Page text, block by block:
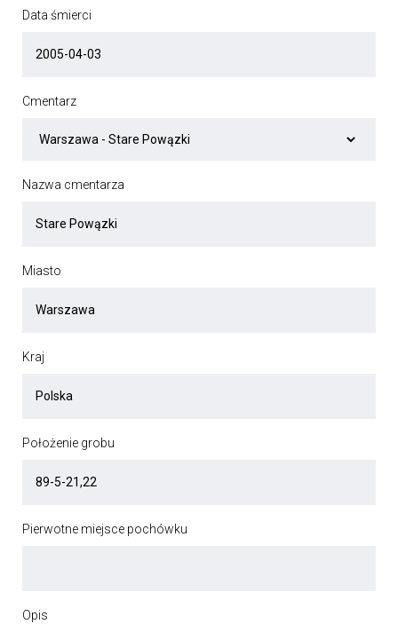
Data śmierci
Cmentarz
Nazwa cmentarza
Miasto
Kraj
Położenie grobu
Pierwotne miejsce pochówku
Opis